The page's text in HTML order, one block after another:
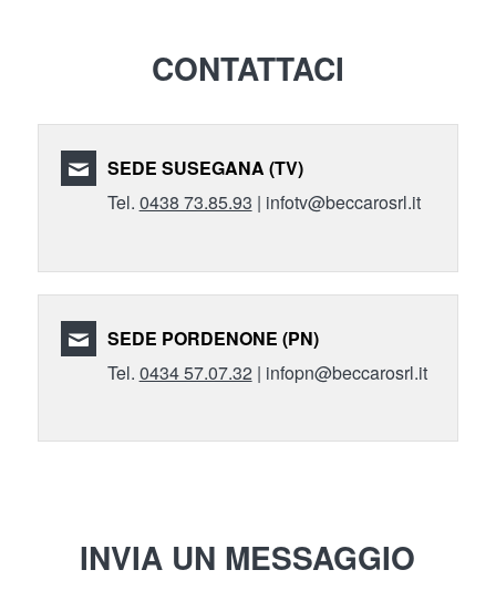
CONTATTACI
SEDE SUSEGANA (TV)
Tel. 0438 73.85.93 | infotv@beccarosrl.it
SEDE PORDENONE (PN)
Tel. 0434 57.07.32 | infopn@beccarosrl.it
INVIA UN MESSAGGIO